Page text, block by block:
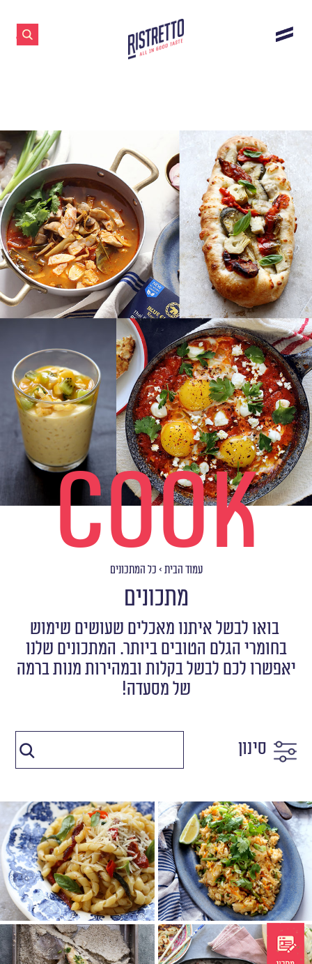
COOK
עמוד הבית > כל המתכונים
מתכונים
בואו לבשל איתנו מאכלים שעושים שימוש
בחומרי הגלם הטובים ביותר. המתכונים שלנו
יאפשרו לכם לבשל בקלות ובמהירות מנות ברמה
של מסעדה!
סינון
אורז תאילנדי מוקפץ
מנה אחת שהיא ארוחה שלמה
בוסיאטה ברוטב אליו
אוליו
מנה קלילה ועדינה